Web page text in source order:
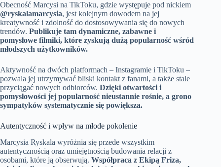
Obecność Marcysi na TikToku, gdzie występuje pod nickiem
@ryskalamarcysia, jest kolejnym dowodem na jej
kreatywność i zdolność do dostosowywania się do nowych
trendów. Publikuje tam dynamiczne, zabawne i
pomysłowe filmiki, które zyskują dużą popularność wśród
młodszych użytkowników.
Aktywność na dwóch platformach – Instagramie i TikToku –
pozwala jej utrzymywać bliski kontakt z fanami, a także stale
przyciągać nowych odbiorców. Dzięki otwartości i
pomysłowości jej popularność nieustannie rośnie, a grono
sympatyków systematycznie się powiększa.
Autentyczność i wpływ na młode pokolenie
Marcysia Ryskala wyróżnia się przede wszystkim
autentycznością oraz umiejętnością budowania relacji z
osobami, które ją obserwują. Współpraca z Ekipą Friza,